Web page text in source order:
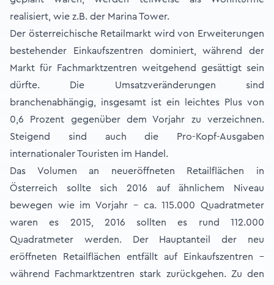
realisiert, wie z.B. der Marina Tower.
Der österreichische Retailmarkt wird von Erweiterungen
bestehender Einkaufszentren dominiert, während der
Markt für Fachmarktzentren weitgehend gesättigt sein
dürfte. Die Umsatzveränderungen sind
branchenabhängig, insgesamt ist ein leichtes Plus von
0,6 Prozent gegenüber dem Vorjahr zu verzeichnen.
Steigend sind auch die Pro-Kopf-Ausgaben
internationaler Touristen im Handel.
Das Volumen an neueröffneten Retailflächen in
Österreich sollte sich 2016 auf ähnlichem Niveau
bewegen wie im Vorjahr - ca. 115.000 Quadratmeter
waren es 2015, 2016 sollten es rund 112.000
Quadratmeter werden. Der Hauptanteil der neu
eröffneten Retailflächen entfällt auf Einkaufszentren –
während Fachmarktzentren stark zurückgehen. Zu den